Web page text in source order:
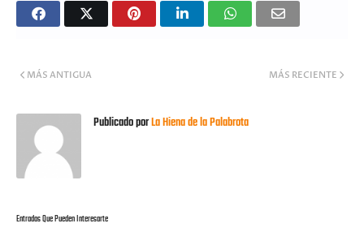
MÁS RECIENTE
MÁS ANTIGUA
Publicado porLa Hiena de la Palabrota
Entradas Que Pueden Interesarte